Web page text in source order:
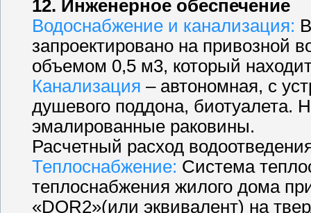
12. Инженерное обеспечение
Водоснабжение и канализация:
запроектировано на привозной
объемом 0,5 м3, который
Канализация – автономная, с
душевого поддона, биотуалета.
эмалированные раковины.
Расчетный расход
Теплоснабжение: Система
теплоснабжения жилого дома
«DOR2»(или эквивалент) на